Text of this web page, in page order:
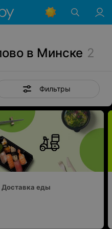
в Минске 2
Фильтры
Доставка еды